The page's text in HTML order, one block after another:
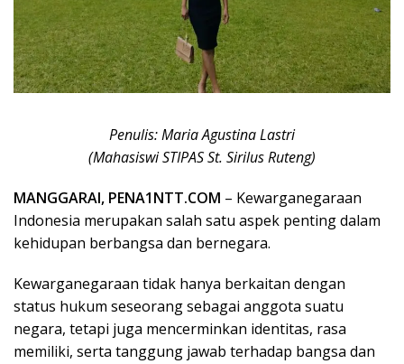
Penulis: Maria Agustina Lastri
(Mahasiswi STIPAS St. Sirilus Ruteng)
MANGGARAI, PENA1NTT.COM – Kewarganegaraan
Indonesia merupakan salah satu aspek penting dalam
kehidupan berbangsa dan bernegara.
Kewarganegaraan tidak hanya berkaitan dengan
status hukum seseorang sebagai anggota suatu
negara, tetapi juga mencerminkan identitas, rasa
memiliki, serta tanggung jawab terhadap bangsa dan